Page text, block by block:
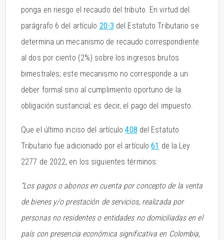
ponga en riesgo el recaudo del tributo. En virtud del
parágrafo 6 del artículo 20-3 del Estatuto Tributario se
determina un mecanismo de recaudo correspondiente
al dos por ciento (2%) sobre los ingresos brutos
bimestrales; este mecanismo no corresponde a un
deber formal sino al cumplimiento oportuno de la
obligación sustancial; es decir, el pago del impuesto.
Que el último inciso del artículo408 del Estatuto
Tributario fue adicionado por el artículo61 de la Ley
2277 de 2022, en los siguientes términos:
“Los pagos o abonos en cuenta por concepto de la venta
de bienes y/o prestación de servicios, realizada por
personas no residentes o entidades no domiciliadas en el
país con presencia económica significativa en Colombia,